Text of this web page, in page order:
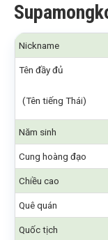
Nickname
Tên đầy đủ
(Tên tiếng Thái)
Năm sinh
Cung hoàng đạo
Chiều cao
Quê quán
Quốc tịch